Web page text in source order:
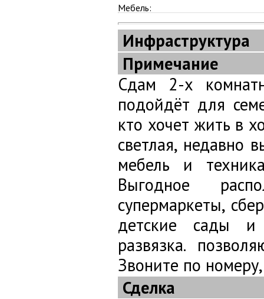
Мебель:
Инфраструктура
Примечание
Сдам 2-х
подойдёт для
кто хочет жить в
светлая, недавно
мебель и
Выгодное
супермаркеты,
детские сады и
развязка.
Звоните по
Сделка